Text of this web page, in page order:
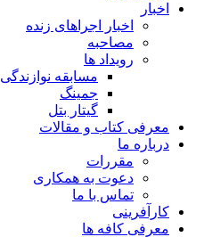
اخبار
اخبار اجراهای زنده
مصاحبه
رویداد ها
مسابقه نوازندگی
جمینگ
گیتار بتل
معرفی کتاب و مقالات
درباره ما
مقررات
دعوت به همکاری
تماس با ما
کارآفرینی
معرفی کافه ها